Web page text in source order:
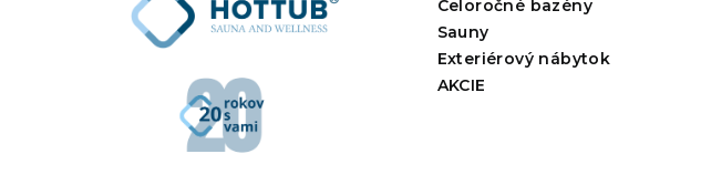
Celoročné bazény
Sauny
Exteriérový nábytok
AKCIE